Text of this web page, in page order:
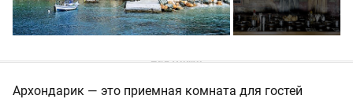
Архондарик — это приемная комната для гостей